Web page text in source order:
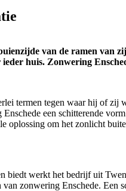
van de ramen
huis. Zonwering
termen tegen waar hij of
een schitterende
oplossing om het zonlicht
biedt werkt het bedrijf uit
zonwering Enschede. Een